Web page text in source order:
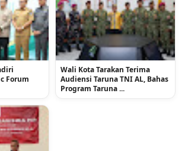
Forum
Wali Kota Tarakan Terima
Audiensi Taruna TNI AL, Bahas
Program Taruna ...